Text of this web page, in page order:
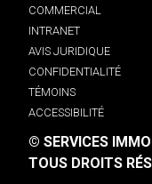
COMMERCIAL
INTRANET
AVIS JURIDIQUE
CONFIDENTIALITÉ
TÉMOINS
ACCESSIBILITÉ
© SERVICES
TOUS DROITS